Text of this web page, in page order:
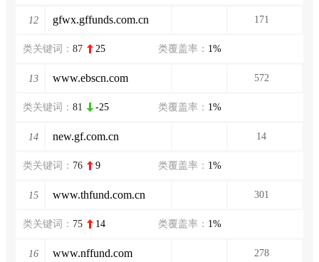
12 gfwx.gffunds.com.cn 171
类关键词： 87 25 类覆盖率： 1%
13 www.ebscn.com 572
类关键词： 81 -25 类覆盖率： 1%
14 new.gf.com.cn 14
类关键词： 76 9 类覆盖率： 1%
15 www.thfund.com.cn 301
类关键词： 75 14 类覆盖率： 1%
16 www.nffund.com 278